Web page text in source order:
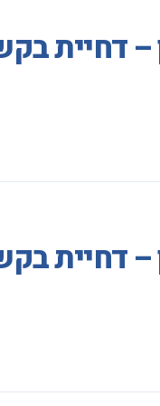
דחיית
דחיית